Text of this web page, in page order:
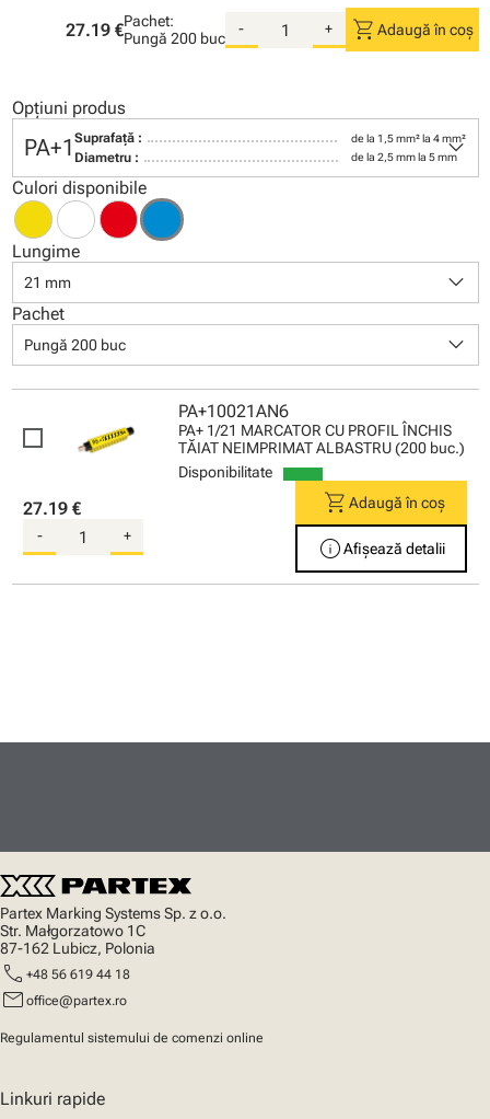
27.19 €Pachet:
Pungă 200 buc
- + shopping_cart Adaugă în coș
Opțiuni produs
PA+1 Suprafaţă : de la 1,5 mm² la 4 mm²
Diametru : de la 2,5 mm la 5 mm
keyboard_arrow_down
Culori disponibile
Lungime
21 mm keyboard_arrow_down
Pachet
Pungă 200 buc keyboard_arrow_down
PA+10021AN6
PA+ 1/21 MARCATOR CU PROFIL ÎNCHIS
TĂIAT NEIMPRIMAT ALBASTRU (200 buc.)
Disponibilitate
27.19 €
- +
shopping_cartAdaugă în coș
infoAfișează detalii
Partex Marking Systems Sp. z o.o.
Str. Małgorzatowo 1C
87-162 Lubicz, Polonia
call +48 56 619 44 18
mail office@partex.ro
Regulamentul sistemului de comenzi online
Linkuri rapide